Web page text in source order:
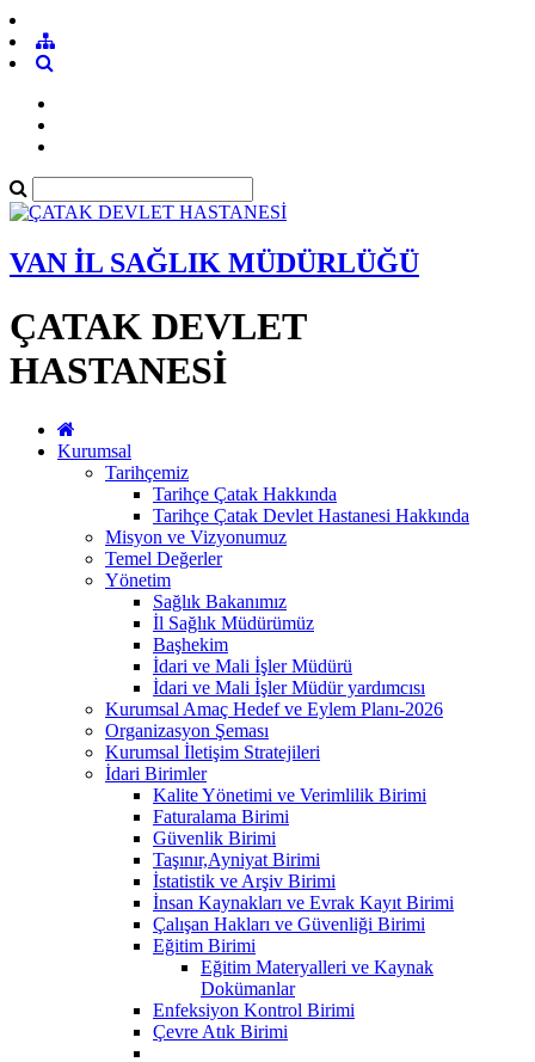
VAN İL SAĞLIK MÜDÜRLÜĞÜ
ÇATAK DEVLET
HASTANESİ
Kurumsal
Tarihçemiz
Tarihçe Çatak Hakkında
Tarihçe Çatak Devlet Hastanesi Hakkında
Misyon ve Vizyonumuz
Temel Değerler
Yönetim
Sağlık Bakanımız
İl Sağlık Müdürümüz
Başhekim
İdari ve Mali İşler Müdürü
İdari ve Mali İşler Müdür yardımcısı
Kurumsal Amaç Hedef ve Eylem Planı-2026
Organizasyon Şeması
Kurumsal İletişim Stratejileri
İdari Birimler
Kalite Yönetimi ve Verimlilik Birimi
Faturalama Birimi
Güvenlik Birimi
Taşınır,Ayniyat Birimi
İstatistik ve Arşiv Birimi
İnsan Kaynakları ve Evrak Kayıt Birimi
Çalışan Hakları ve Güvenliği Birimi
Eğitim Birimi
Eğitim Materyalleri ve Kaynak
Dokümanlar
Enfeksiyon Kontrol Birimi
Çevre Atık Birimi